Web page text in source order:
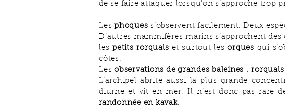
de se faire attaquer lorsqu’on s’approche trop
Les phoques s’observent facilement. Deux
D’autres mammifères marins s’approchent
lespetits rorquals et surtout lesorques qui
côtes.
Les observations de grandes baleines :
L’archipel abrite aussi la plus grande
diurne et vit en mer. Il n’est donc pas rare
randonnée en kayak.